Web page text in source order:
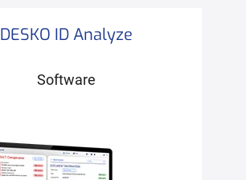
DESKO ID Analyze
Software